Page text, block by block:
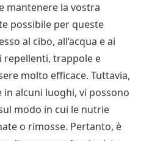
mantenere la vostra
possibile per queste
al cibo, all’acqua e ai
repellenti, trappole e
molto efficace. Tuttavia,
alcuni luoghi, vi possono
modo in cui le nutrie
o rimosse. Pertanto, è